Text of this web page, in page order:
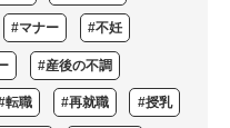
#マナー #不妊
#産後の不調
転職 #再就職 #授乳